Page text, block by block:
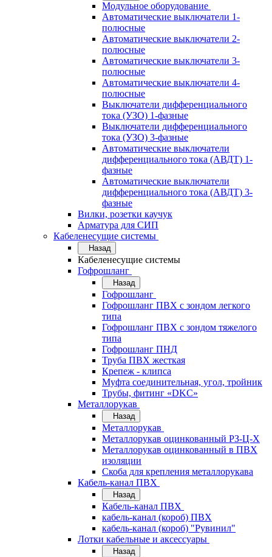
Модульное оборудование
Автоматические выключатели 1-
полюсные
Автоматические выключатели 2-
полюсные
Автоматические выключатели 3-
полюсные
Автоматические выключатели 4-
полюсные
Выключатели дифференциального
тока (УЗО) 1-фазные
Выключатели дифференциального
тока (УЗО) 3-фазные
Автоматические выключатели
дифференциального тока (АВДТ) 1-
фазные
Автоматические выключатели
дифференциального тока (АВДТ) 3-
фазные
Вилки, розетки каучук
Арматура для СИП
Кабеленесущие системы
Назад
Кабеленесущие системы
Гофрошланг
Назад
Гофрошланг
Гофрошланг ПВХ с зондом легкого
типа
Гофрошланг ПВХ с зондом тяжелого
типа
Гофрошланг ПНД
Труба ПВХ жесткая
Крепеж - клипса
Муфта соединительная, угол, тройник
Трубы, фитинг «DKC»
Металлорукав
Назад
Металлорукав
Металлорукав оцинкованный РЗ-Ц-Х
Металлорукав оцинкованный в ПВХ
изоляции
Скоба для крепления металлорукава
Кабель-канал ПВХ
Назад
Кабель-канал ПВХ
кабель-канал (короб) ПВХ
кабель-канал (короб) "Рувинил"
Лотки кабельные и аксессуары
Назад